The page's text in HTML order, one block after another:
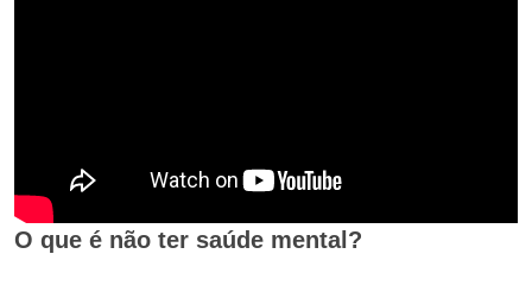
O que é não ter saúde mental?